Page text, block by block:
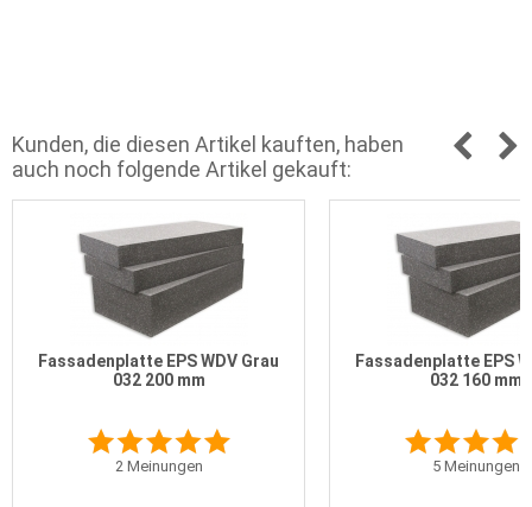
Kunden, die diesen Artikel kauften, haben
auch noch folgende Artikel gekauft:
Fassadenplatte EPS WDV Grau
032 200 mm
2Meinungen
Fassadenplatte EPS
032 160 mm
5Meinungen